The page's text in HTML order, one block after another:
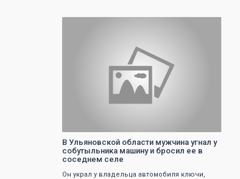
В Ульяновской области мужчина угнал у
собутыльника машину и бросил ее в
соседнем селе
Он украл у владельца автомобиля ключи,